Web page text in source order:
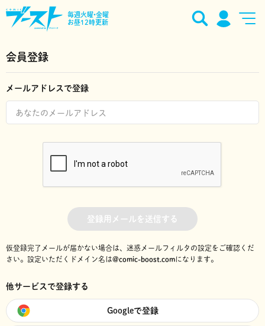
毎週火曜•金曜
お昼12時更新
会員登録
メールアドレスで登録
登録用メールを送信する
仮登録完了メールが届かない場合は、迷惑メールフィルタの設定をご確認くだ
さい。 設定いただくドメイン名は@comic-boost.comになります。
他サービスで登録する
Googleで登録